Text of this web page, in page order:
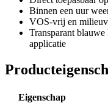
Binnen een uur
VOS-vrij en
Transparant
applicatie
Eigenschap